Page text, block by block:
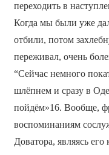
переходить в
Когда мы были уже
отбили, потом
переживал, очень
“Сейчас немного
шлёпнем и сразу в
пойдём»16. Вообще,
воспоминаниям
Доватора, являясь